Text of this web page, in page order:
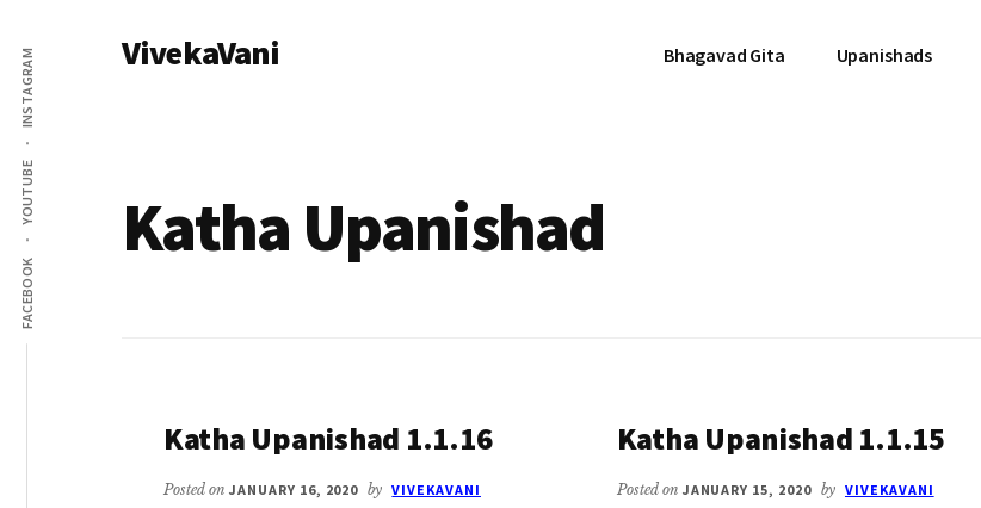
main
content
Additional
menu
FACEBOOK
YOUTUBE
INSTAGRAM VivekaVani Bhagavad Gita Upanishads
Katha Upanishad
Katha Upanishad 1.1.16
Posted on JANUARY 16, 2020 by VIVEKAVANI
Katha Upanishad 1.1.15
Posted on JANUARY 15, 2020 by VIVEKAVANI